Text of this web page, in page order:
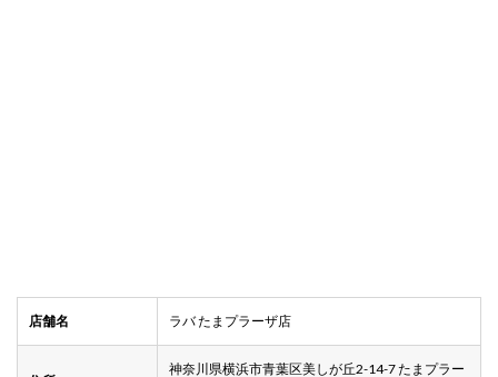
店舗名 ラバ たまプラーザ店
神奈川県横浜市青葉区美しが丘2-14-7 たまプラー